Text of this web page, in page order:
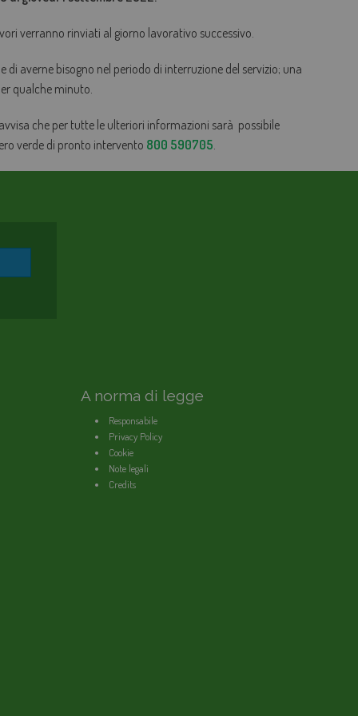
verranno rinviati al giorno lavorativo successivo.
di averne bisogno nel periodo di interruzione del servizio; una
qualche minuto.
che per tutte le ulteriori informazioni sarà possibile
verde di pronto intervento 800 590705.
A norma di legge
Responsabile
Privacy Policy
Cookie
Note legali
Credits